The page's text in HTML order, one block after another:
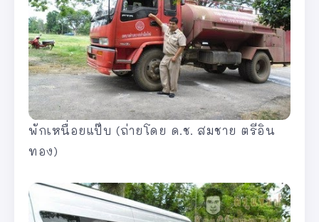
พักเหนื่อยแป๊บ (ถ่ายโดย ด.ช. สมชาย ตรีอิน
ทอง)